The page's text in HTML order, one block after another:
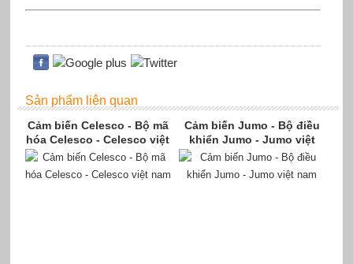
Sản phẩm liên quan
Cảm biến Celesco - Bộ mã
hóa Celesco - Celesco việt
nam
Cảm biến Jumo - Bộ điều
khiển Jumo - Jumo việt
nam